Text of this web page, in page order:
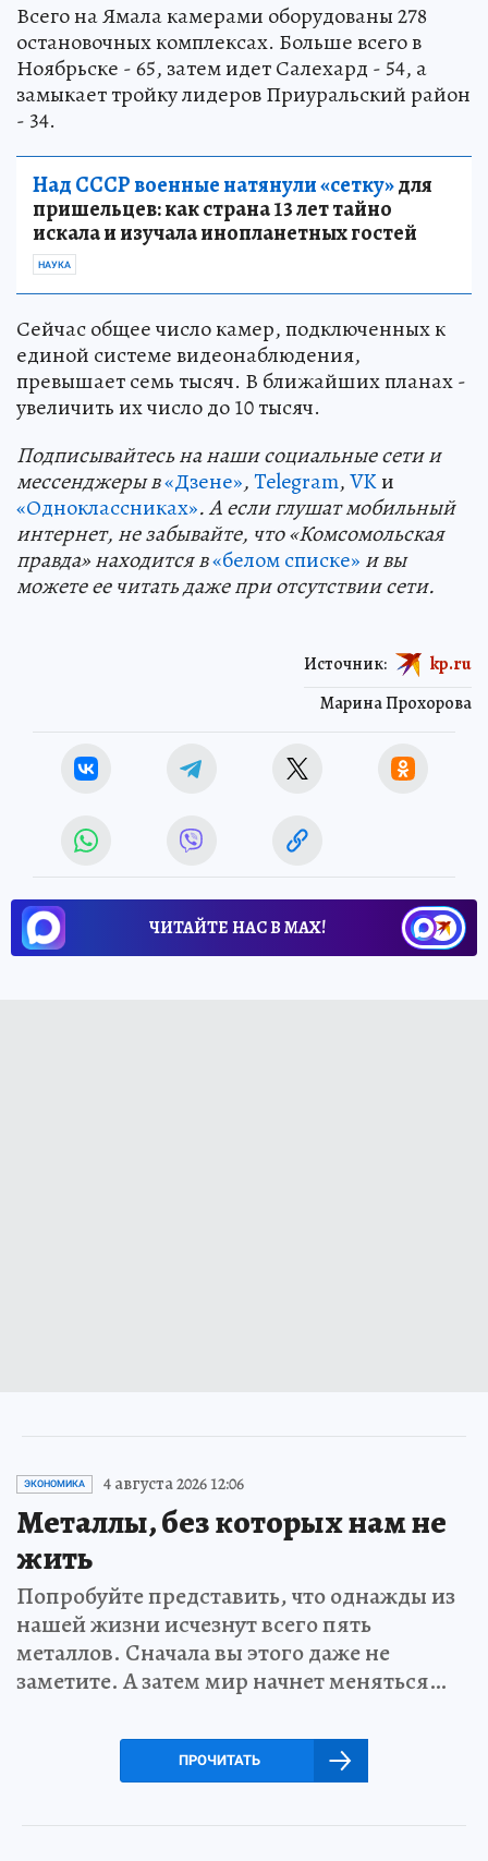
Всего на Ямала камерами оборудованы 278
остановочных комплексах. Больше всего в
Ноябрьске - 65, затем идет Салехард - 54, а
замыкает тройку лидеров Приуральский район
- 34.
Над СССР военные натянули «сетку»для
пришельцев: как страна 13 лет тайно
искала и изучала инопланетных гостей
НАУКА
Сейчас общее число камер, подключенных к
единой системе видеонаблюдения,
превышает семь тысяч. В ближайших планах -
увеличить их число до 10 тысяч.
Подписывайтесь на наши социальные сети и
мессенджеры в«Дзене»,Telegram,VKи
«Одноклассниках». А если глушат мобильный
интернет, не забывайте, что «Комсомольская
правда» находится в«белом списке» и вы
можете ее читать даже при отсутствии сети.
Марина Прохорова
Источник: kp.ru
ЧИТАЙТЕ НАС В МАХ!
ЭКОНОМИКА 4 августа 2026 12:06
Металлы, без которых нам не
жить
Попробуйте представить, что однажды из
нашей жизни исчезнут всего пять
металлов. Сначала вы этого даже не
заметите. А затем мир начнет меняться…
ПРОЧИТАТЬ